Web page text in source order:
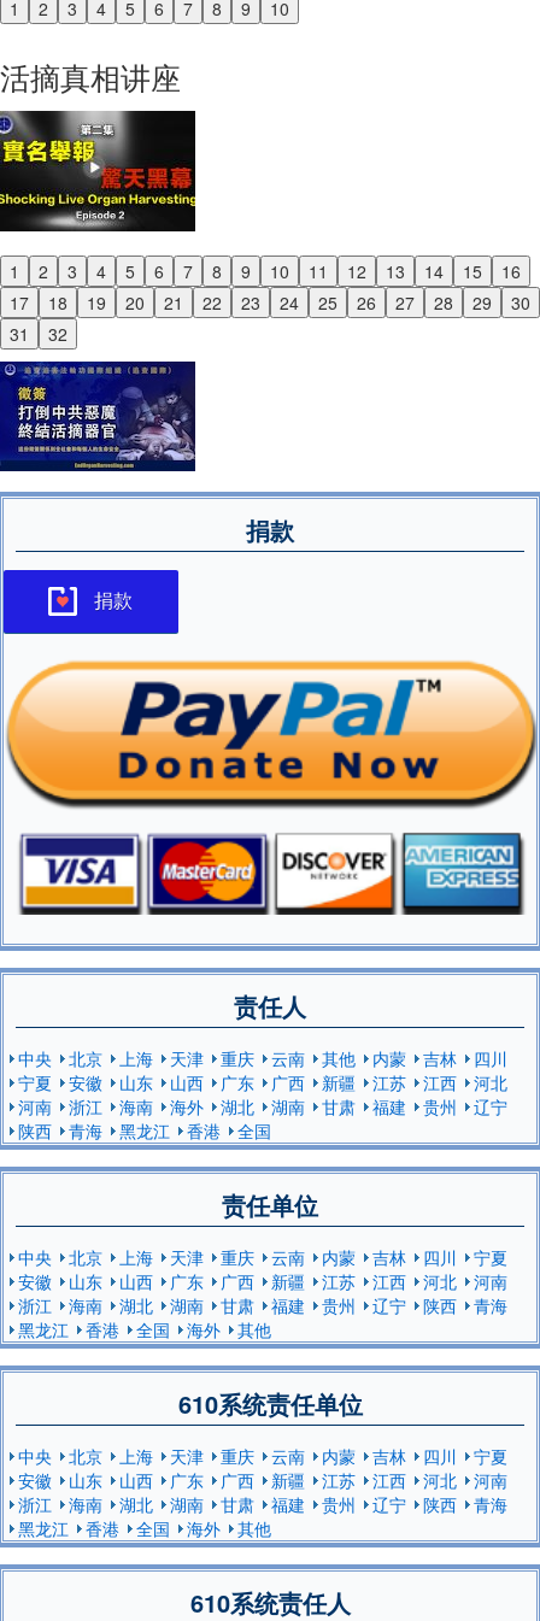
1 2 3 4 5 6 7 8 9 10
Previous
活摘真相讲座
1 2 3 4 5 6 7 8 9 10 11 12 13 14 15
16
17
18 19 20 21 22 23 24 25 26 27 28 29
30
31
32
Previous
Next
捐款
捐款
责任人
中央 北京 上海 天津 重庆 云南 其他 内蒙 吉林
四川
宁夏
安徽 山东 山西 广东 广西 新疆 江苏 江西
河北
河南
浙江 海南 海外 湖北 湖南 甘肃 福建 贵州
辽宁
陕西
青海 黑龙江 香港 全国
责任单位
中央 北京 上海 天津 重庆 云南 内蒙 吉林 四川
宁夏
安徽
山东 山西 广东 广西 新疆 江苏 江西 河北
河南
浙江
海南 湖北 湖南 甘肃 福建 贵州 辽宁 陕西
青海
黑龙江
香港 全国 海外 其他
610系统责任单位
中央 北京 上海 天津 重庆 云南 内蒙 吉林 四川
宁夏
安徽
山东 山西 广东 广西 新疆 江苏 江西 河北
河南
浙江
海南 湖北 湖南 甘肃 福建 贵州 辽宁 陕西
青海
黑龙江
香港 全国 海外 其他
610系统责任人